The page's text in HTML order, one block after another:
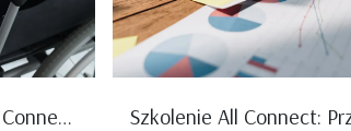
Szkolenie z cyklu All Connect: Strategie zatrudnienia Osób z Niepełnosprawnością: korzyści, dofinansowania, ulgi, wskaźniki